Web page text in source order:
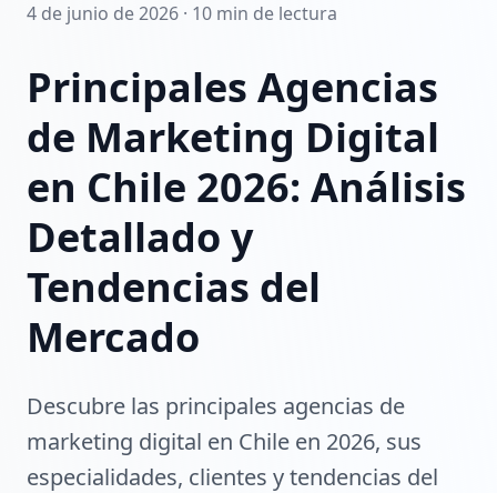
4 de junio de 2026 · 10 min de lectura
Principales Agencias
de Marketing Digital
en Chile 2026: Análisis
Detallado y
Tendencias del
Mercado
Descubre las principales agencias de
marketing digital en Chile en 2026, sus
especialidades, clientes y tendencias del